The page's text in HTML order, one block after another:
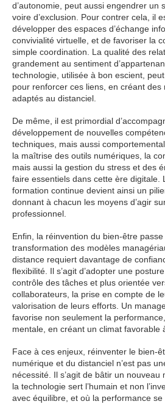
d’autonomie, peut aussi engendrer un
voire d’exclusion. Pour contrer cela, il
développer des espaces d’échange
convivialité virtuelle, et de favoriser la
simple coordination. La qualité des
grandement au sentiment
technologie, utilisée à bon escient,
pour renforcer ces liens, en créant
adaptés au distanciel.
De même, il est primordial
développement de nouvelles
techniques, mais aussi
la maîtrise des outils numériques, la
mais aussi la gestion du stress et des
faire essentiels dans cette ère digitale.
formation continue devient ainsi un
donnant à chacun les moyens d’agir
professionnel.
Enfin, la réinvention du bien-être
transformation des modèles
distance requiert davantage de
flexibilité. Il s’agit d’adopter une
contrôle des tâches et plus orientée
collaborateurs, la prise en compte de
valorisation de leurs efforts. Un
favorise non seulement la
mentale, en créant un climat favorable
Face à ces enjeux, réinventer le bien-
numérique et du distanciel n’est pas
nécessité. Il s’agit de bâtir un
la technologie sert l’humain et non
avec équilibre, et où la performance